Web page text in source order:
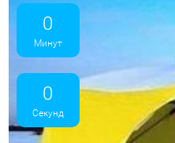
0
Минут
0
Секунд